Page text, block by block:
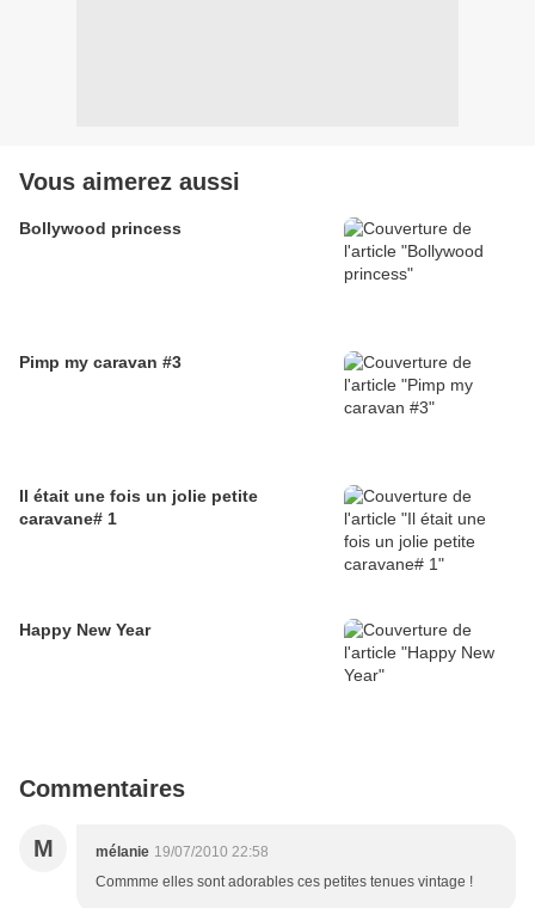
Vous aimerez aussi
Bollywood princess
Pimp my caravan #3
Il était une fois un jolie petite
caravane# 1
Happy New Year
Commentaires
M mélanie 19/07/2010 22:58
Commme elles sont adorables ces petites tenues vintage !